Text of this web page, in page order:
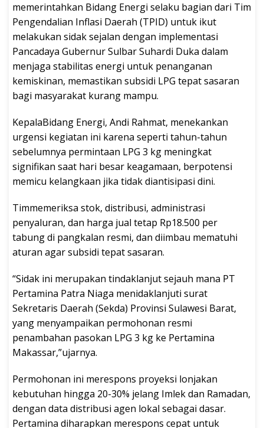
memerintahkan Bidang Energi selaku bagian dari Tim
Pengendalian Inflasi Daerah (TPID) untuk ikut
melakukan sidak sejalan dengan implementasi
Pancadaya Gubernur Sulbar Suhardi Duka dalam
menjaga stabilitas energi untuk penanganan
kemiskinan, memastikan subsidi LPG tepat sasaran
bagi masyarakat kurang mampu.
KepalaBidang Energi, Andi Rahmat, menekankan
urgensi kegiatan ini karena seperti tahun-tahun
sebelumnya permintaan LPG 3 kg meningkat
signifikan saat hari besar keagamaan, berpotensi
memicu kelangkaan jika tidak diantisipasi dini.
Timmemeriksa stok, distribusi, administrasi
penyaluran, dan harga jual tetap Rp18.500 per
tabung di pangkalan resmi, dan diimbau mematuhi
aturan agar subsidi tepat sasaran.
“Sidak ini merupakan tindaklanjut sejauh mana PT
Pertamina Patra Niaga menidaklanjuti surat
Sekretaris Daerah (Sekda) Provinsi Sulawesi Barat,
yang menyampaikan permohonan resmi
penambahan pasokan LPG 3 kg ke Pertamina
Makassar,”ujarnya.
Permohonan ini merespons proyeksi lonjakan
kebutuhan hingga 20-30% jelang Imlek dan Ramadan,
dengan data distribusi agen lokal sebagai dasar.
Pertamina diharapkan merespons cepat untuk